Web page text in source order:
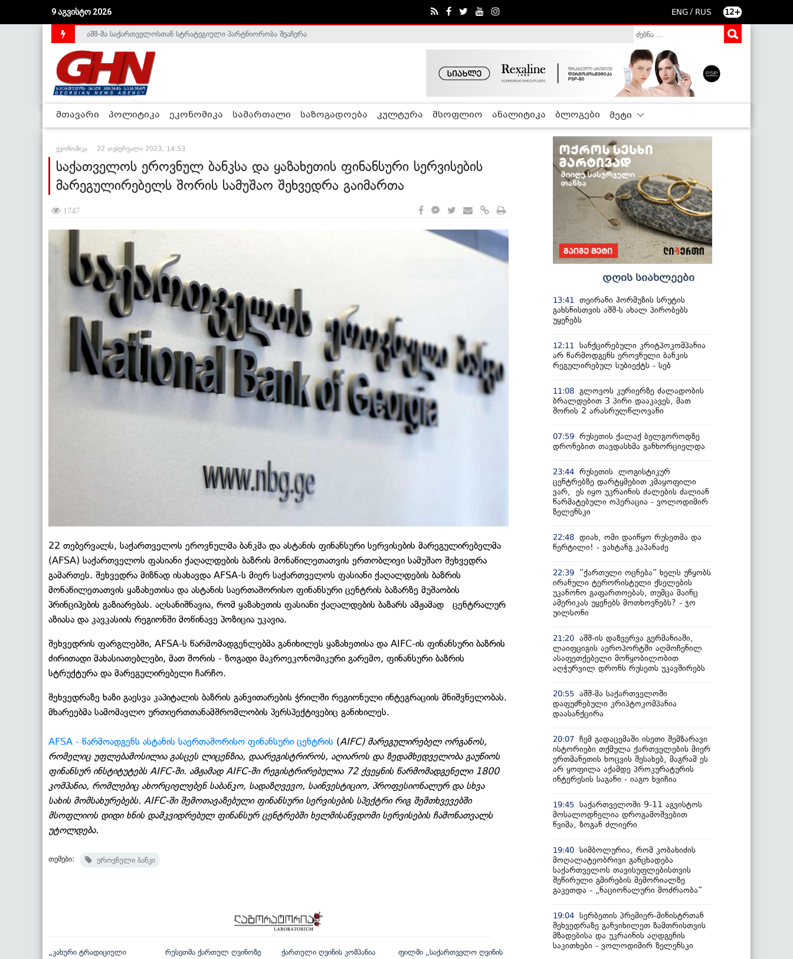
9 აგვისტო 2026 ENG / RUS 12+
საქართველოს დე-ფაქტო მთავრობა არალეგიტიმურია - ჰელსინკის კომისია
აშშ-მა საქართველოსთან სტრატეგიული პარტნიორობა შეაჩერა
მთავარი პოლიტიკა ეკონომიკა სამართალი საზოგადოება კულტურა მსოფლიო ანალიტიკა ბლოგები მეტი
ეკონომიკა 22 თებერვალი 2023, 14:53
საქათველოს ეროვნულ ბანკსა და ყაზახეთის ფინანსური სერვისების
მარეგულირებელს შორის სამუშაო შეხვედრა გაიმართა
1747
22 თებერვალს, საქართველოს ეროვნულმა ბანკმა და ასტანის ფინანსური სერვისების მარეგულირებელმა
(AFSA) საქართველოს ფასიანი ქაღალდების ბაზრის მონაწილეთათვის ერთობლივი სამუშაო შეხვედრა
გამართეს. შეხვედრა მიზნად ისახავდა AFSA-ს მიერ საქართველოს ფასიანი ქაღალდების ბაზრის
მონაწილეთათვის ყაზახეთისა და ასტანის საერთაშორისო ფინანსური ცენტრის ბაზარზე მუშაობის
პრინციპების გაზიარებას. აღსანიშნავია, რომ ყაზახეთის ფასიანი ქაღალდების ბაზარს ამჟამად ცენტრალურ
აზიასა და კავკასიის რეგიონში მოწინავე პოზიცია უკავია.
შეხვედრის ფარგლებში, AFSA-ს წარმომადგენლებმა განიხილეს ყაზახეთისა და AIFC-ის ფინანსური ბაზრის
ძირითადი მახასიათებლები, მათ შორის - ზოგადი მაკროეკონომიკური გარემო, ფინანსური ბაზრის
სტრუქტურა და მარეგულირებელი ჩარჩო.
შეხვედრაზე ხაზი გაესვა კაპიტალის ბაზრის განვითარების ჭრილში რეგიონული ინტეგრაციის მნიშვნელობას.
მხარეებმა სამომავლო ურთიერთთანამშრომლობის პერსპექტივებიც განიხილეს.
AFSA - წარმოადგენს ასტანის საერთაშორისო ფინანსური ცენტრის (AIFC) მარეგულირებელ ორგანოს,
რომელიც უფლებამოსილია გასცეს ლიცენზია, დაარეგისტრიროს, აღიაროს და ზედამხედველობა გაუწიოს
ფინანსურ ინსტიტუტებს AIFC-ში. ამჟამად AIFC-ში რეგისტრირებულია 72 ქვეყნის წარმომადგენელი 1800
კომპანია, რომლებიც ახორციელებენ საბანკო, სადაზღვევო, საინვესტიციო, პროფესიონალურ და სხვა
სახის მომსახურებებს. AIFC-ში შემოთავაზებული ფინანსური სერვისების სპექტრი რიგ შემთხვევებში
მსოფლიოს დიდი ხნის დამკვიდრებულ ფინანსურ ცენტრებში ხელმისაწვდომი სერვისების ჩამონათვალს
უტოლდება.
თემები: ეროვნული ბანკი
„კახური ტრადიციული
რუსეთმა ქართულ ღვინოზე
ქართული ღვინის კომპანია
ფილმი „საქართველო ღვინის
დღის სიახლეები
13:41
თეირანი ჰორმუზის სრუტის
გახსნისთვის აშშ-ს ახალ პირობებს
უყენებს
12:11
სანქცირებული კრიტპოკომპანია
არ წარმოდგენს ეროვნული ბანკის
რეგულირებულ სუბიექტს - სებ
11:08 გლოვოს კურიერზე ძალადობის
ბრალდებით 3 პირი დააკავეს, მათ
შორის 2 არასრულწლოვანი
07:59 რუსეთის ქალაქ ბელგოროდზე
დრონებით თავდასხმა განხორციელდა
23:44 რუსეთის ლოგისტიკურ
ცენტრებზე დარტყმებით კმაყოფილი
ვარ, ეს იყო უკრაინის ძალების ძალიან
წარმატებული ოპერაცია - ვოლოდიმირ
ზელენსკი
22:48 დიახ, ომი დაიწყო რუსეთმა და
წერტილი! - ვახტანგ კაპანაძე
22:39
“ქართული ოცნება” ხელს უწყობს
ირანული ტერორისტული ქსელების
უკანონო გაფართოებას, თუმცა მაინც
ამერიკას უყენებს მოთხოვნებს? - ჯო
უილსონი
21:20 აშშ-ის დაზვერვა გერმანიაში,
ლაიფციგის აეროპორტში აღმოჩენილ
ასაფეთქებელი მოწყობილობით
აღჭურვილ დრონს რუსეთს უკავშირებს
20:55 აშშ-მა საქართველოში
დაფუძნებული კრიპტოკომპანია
დაასანქცირა
20:07 ჩემ გადაცემაში ისეთი შემზარავი
ისტორიები თქმულა ქართველების მიერ
ერთმანეთის ხოცვის შესახებ, მაგრამ ეს
არ ყოფილა აქამდე პროკურატურის
ინტერესის საგანი - იაგო ხვიჩია
19:45 საქართველოში 9-11 აგვისტოს
მოსალოდნელია დროგამოშვებით
წვიმა, ზოგან ძლიერი
19:40 სიმბოლურია, რომ კობახიძის
მოღალატეობრივი განცხადება
საქართველოს თავისუფლებისთვის
შეწირული გმირების მემორიალზე
გაკეთდა - „ნაციონალური მოძრაობა“
19:04 სერბეთის პრემიერ-მინისტრთან
შეხვედრაზე განვიხილეთ ზამთრისთვის
მზადებისა და უკრაინის აღდგენის
საკითხები - ვოლოდიმირ ზელენსკი